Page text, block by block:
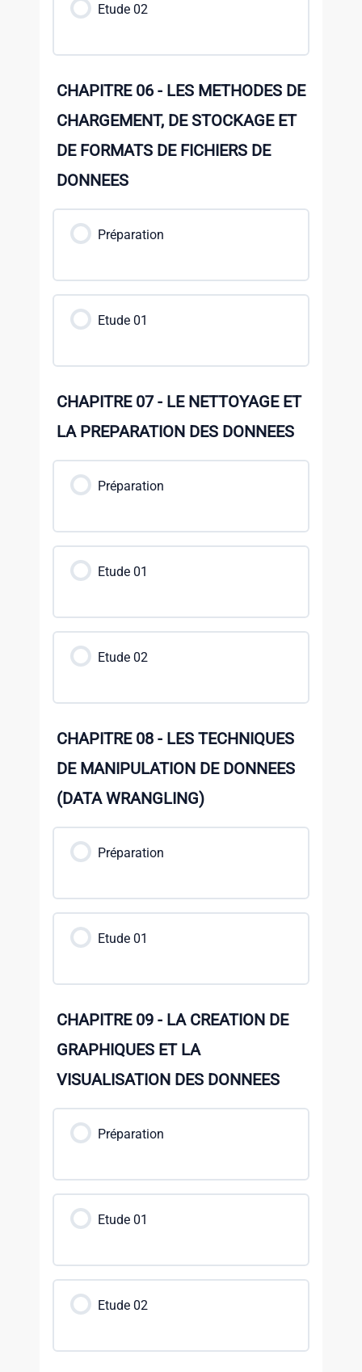
Etude 02
CHAPITRE 06 - LES METHODES DE
CHARGEMENT, DE STOCKAGE ET
DE FORMATS DE FICHIERS DE
DONNEES
Préparation
Etude 01
CHAPITRE 07 - LE NETTOYAGE ET
LA PREPARATION DES DONNEES
Préparation
Etude 01
Etude 02
CHAPITRE 08 - LES TECHNIQUES
DE MANIPULATION DE DONNEES
(DATA WRANGLING)
Préparation
Etude 01
CHAPITRE 09 - LA CREATION DE
GRAPHIQUES ET LA
VISUALISATION DES DONNEES
Préparation
Etude 01
Etude 02